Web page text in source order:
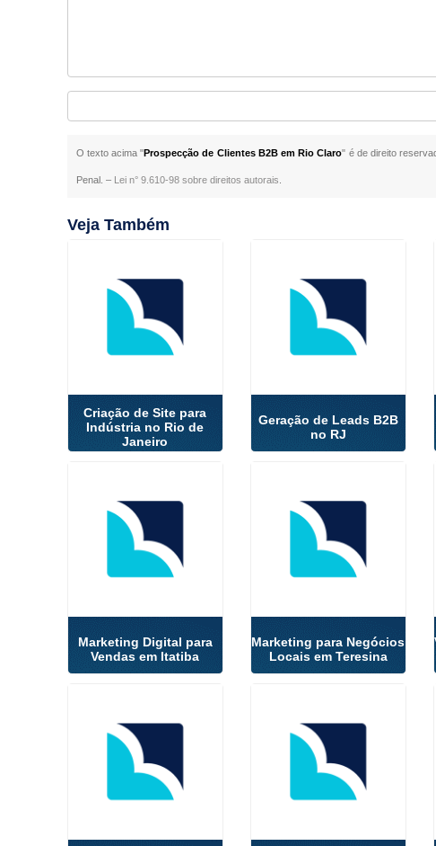
O texto acima "Prospecção de Clientes B2B em Rio Claro" é de direito
Penal. – Lei n° 9.610-98 sobre direitos autorais
Veja Também
Criação de Site para
Indústria no Rio de
Janeiro
Geração de Leads B2B
no RJ
Marketing Digital para
Vendas em Itatiba
Marketing para Negócios
Locais em Teresina